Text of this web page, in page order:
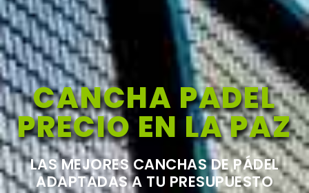
CANCHA PADEL
PRECIO EN LA PAZ
LAS MEJORES CANCHAS DE PÁDEL
ADAPTADAS A TU PRESUPUESTO